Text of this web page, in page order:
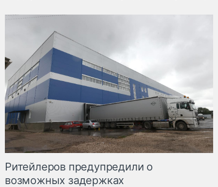
Ритейлеров предупредили о
возможных задержках